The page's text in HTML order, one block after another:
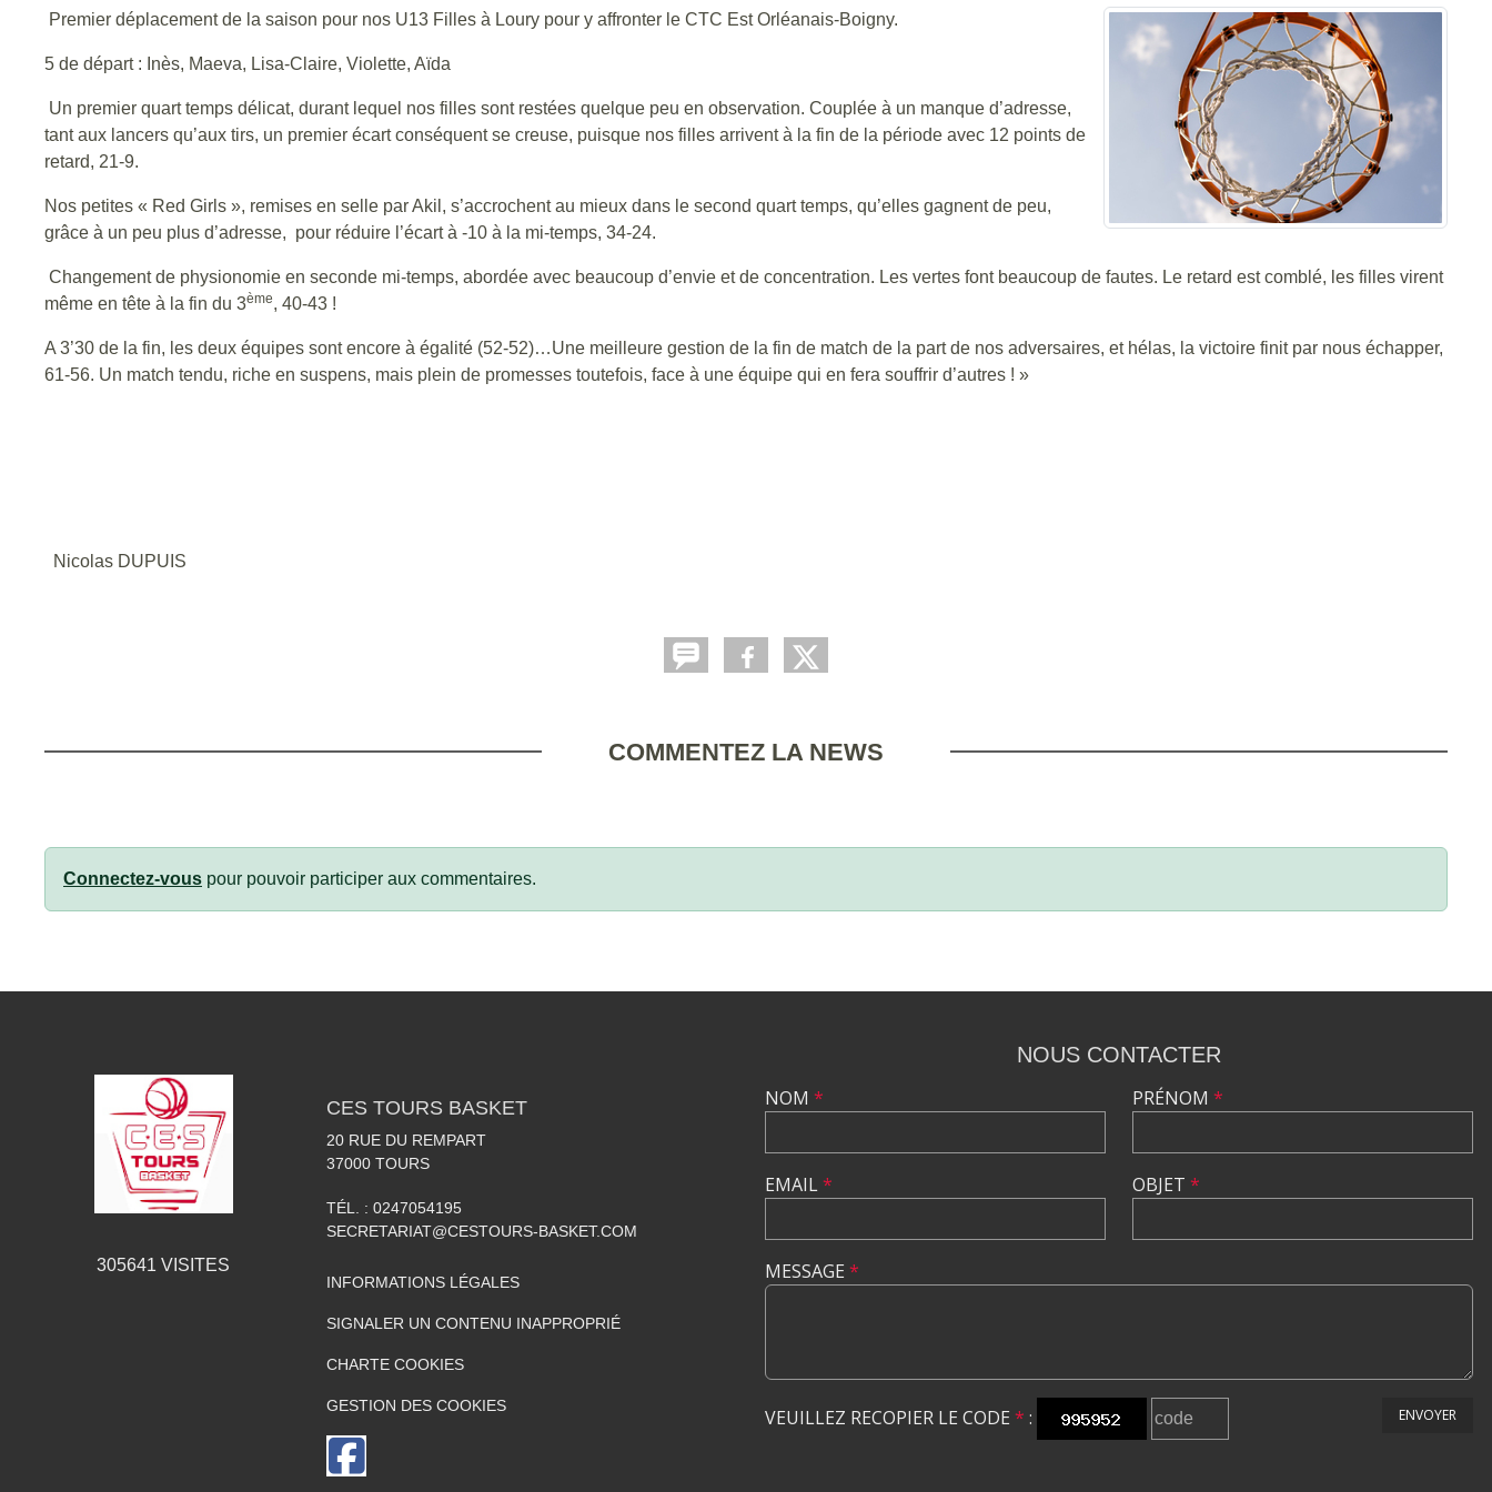
Premier déplacement de la saison pour nos U13 Filles à Loury pour y affronter le CTC Est Orléanais-Boigny.
5 de départ : Inès, Maeva, Lisa-Claire, Violette, Aïda
Un premier quart temps délicat, durant lequel nos filles sont restées quelque peu en observation. Couplée à un manque d’adresse,
tant aux lancers qu’aux tirs, un premier écart conséquent se creuse, puisque nos filles arrivent à la fin de la période avec 12 points de
retard, 21-9.
Nos petites « Red Girls », remises en selle par Akil, s’accrochent au mieux dans le second quart temps, qu’elles gagnent de peu,
grâce à un peu plus d’adresse, pour réduire l’écart à -10 à la mi-temps, 34-24.
Changement de physionomie en seconde mi-temps, abordée avec beaucoup d’envie et de concentration. Les vertes font beaucoup de fautes. Le retard est comblé, les filles virent
même en tête à la fin du 3ème, 40-43 !
A 3’30 de la fin, les deux équipes sont encore à égalité (52-52)…Une meilleure gestion de la fin de match de la part de nos adversaires, et hélas, la victoire finit par nous échapper,
61-56. Un match tendu, riche en suspens, mais plein de promesses toutefois, face à une équipe qui en fera souffrir d’autres ! »
Nicolas DUPUIS
COMMENTEZ LA NEWS
Connectez-vous pour pouvoir participer aux commentaires.
305641 VISITES
CES TOURS BASKET
20 RUE DU REMPART
37000 TOURS
TÉL. : 0247054195
SECRETARIAT@CESTOURS-BASKET.COM
INFORMATIONS LÉGALES
SIGNALER UN CONTENU INAPPROPRIÉ
CHARTE COOKIES
GESTION DES COOKIES
NOUS CONTACTER
NOM *
EMAIL*
PRÉNOM *
OBJET *
MESSAGE *
VEUILLEZ RECOPIER LE CODE * : ENVOYER